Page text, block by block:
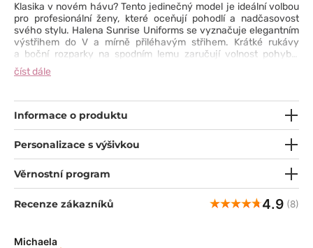
Klasika v novém hávu? Tento jedinečný model je ideální volbou
pro profesionální ženy, které oceňují pohodlí a nadčasovost
svého stylu. Halena Sunrise Uniforms se vyznačuje elegantním
výstřihem do V a mírně přiléhavým střihem. Krátké rukávy
a boční rozparky na spodním lemu zaručují volnost pohybu,
která je v dynamickém pracovním prostředí nezbytná.
Multifunkční kapsy se speciální přihrádkou na chytrý telefon,
bílé verzi dokonce na 90 °C), a široká škála barev vám zpříjemní
nošení.
číst dále
Informace o produktu
Personalizace s výšivkou
Věrnostní program
Recenze zákazníků 4.9 (8)
Michaela